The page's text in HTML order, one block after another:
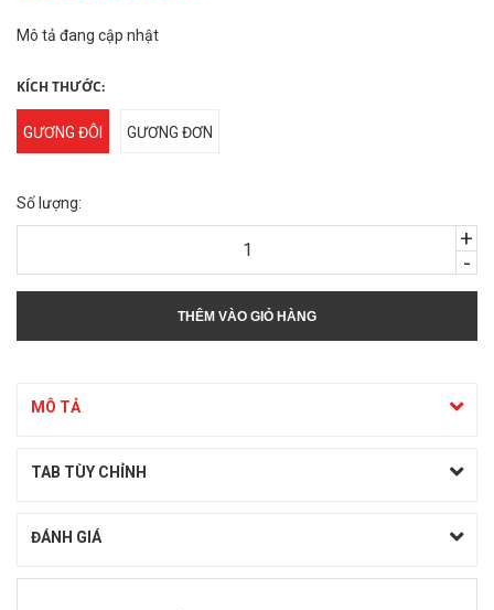
Mô tả đang cập nhật
KÍCH THƯỚC:
GƯƠNG ĐÔI GƯƠNG ĐƠN
Số lượng:
-
+
THÊM VÀO GIỎ HÀNG
MÔ TẢ
TAB TÙY CHỈNH
ĐÁNH GIÁ